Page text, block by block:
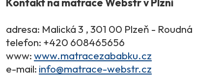
adresa: Malická 3 , 301 00 Plzeň - Roudná
telefon: +420 608465656
www:www.matracezababku.cz
e-mail: info@matrace-webstr.cz